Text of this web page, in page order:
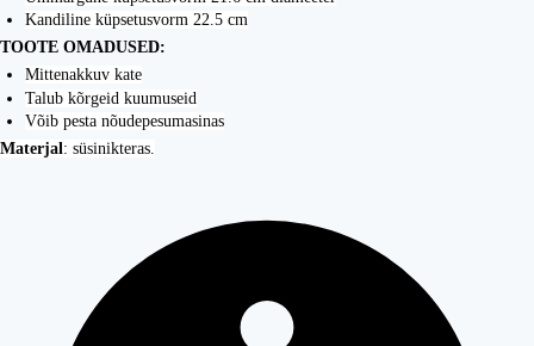
Kandiline küpsetusvorm 22.5 cm
TOOTE OMADUSED:
Mittenakkuv kate
Talub kõrgeid kuumuseid
Võib pesta nõudepesumasinas
Materjal: süsinikteras.